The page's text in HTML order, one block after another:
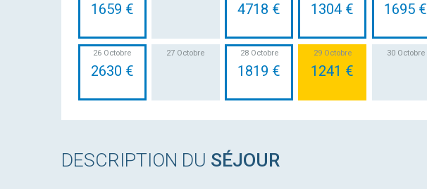
1659 € 4718 € 1304 € 1695 €
26 Octobre
2630 €
27 Octobre 28 Octobre
1819 €
29 Octobre
1241 €
30 Octobre
DESCRIPTION DU SÉJOUR